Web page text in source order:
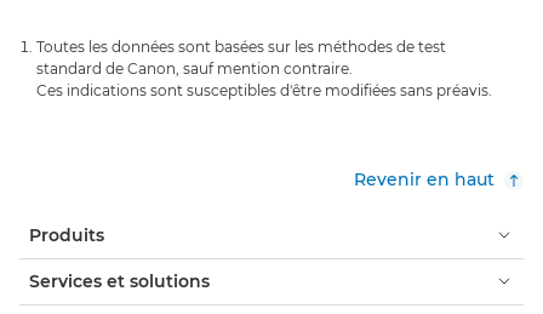
Toutes les données sont basées sur les méthodes de test
standard de Canon, sauf mention contraire.
Ces indications sont susceptibles d'être modifiées sans préavis.
Revenir en haut
Produits
Services et solutions